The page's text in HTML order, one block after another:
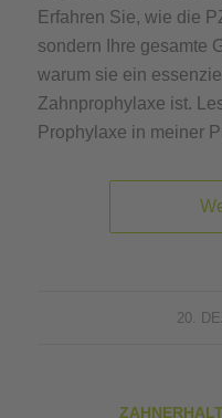
Erfahren Sie, wie die
sondern Ihre gesamte
warum sie ein
Zahnprophylaxe ist.
Prophylaxe in meiner
20.
ZAHNERHALT